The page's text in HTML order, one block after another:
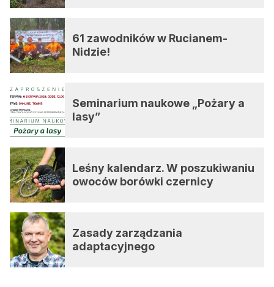
61 zawodników w Rucianem-
Nidzie!
Seminarium naukowe „Pożary a
lasy”
Leśny kalendarz. W poszukiwaniu
owoców borówki czernicy
Zasady zarządzania
adaptacyjnego